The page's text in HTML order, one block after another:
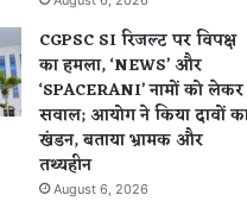
CGPSC SI रिजल्ट पर विपक्ष
का हमला, ‘NEWS’ और
‘SPACERANI’ नामों को लेकर
सवाल; आयोग ने किया दावों
खंडन, बताया भ्रामक और
तथ्यहीन
August 6, 2026